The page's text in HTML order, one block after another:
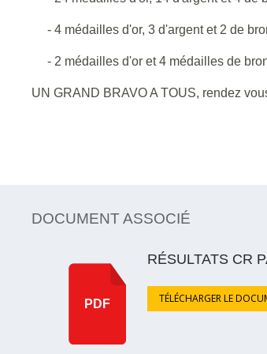
- 4 médailles d'or, 3 d'argent et 2 de
- 2 médailles d'or et 4 médailles de
UN GRAND BRAVO A TOUS, rendez
DOCUMENT ASSOCIÉ
PDF
RÉSULTATS CR
TÉLÉCHARGER LE